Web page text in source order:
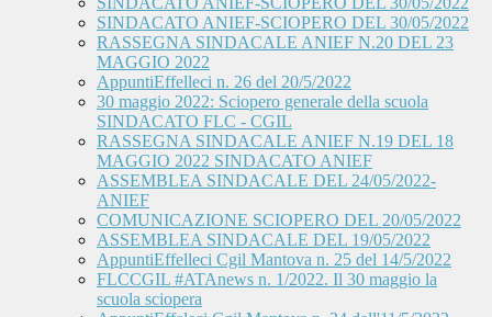
SINDACATO ANIEF-SCIOPERO DEL 30/05/2022
RASSEGNA SINDACALE ANIEF N.20 DEL 23
MAGGIO 2022
AppuntiEffelleci n. 26 del 20/5/2022
30 maggio 2022: Sciopero generale della scuola
SINDACATO FLC - CGIL
RASSEGNA SINDACALE ANIEF N.19 DEL 18
MAGGIO 2022 SINDACATO ANIEF
ASSEMBLEA SINDACALE DEL 24/05/2022-
ANIEF
COMUNICAZIONE SCIOPERO DEL 20/05/2022
ASSEMBLEA SINDACALE DEL 19/05/2022
AppuntiEffelleci Cgil Mantova n. 25 del 14/5/2022
FLCCGIL #ATAnews n. 1/2022. Il 30 maggio la
scuola sciopera